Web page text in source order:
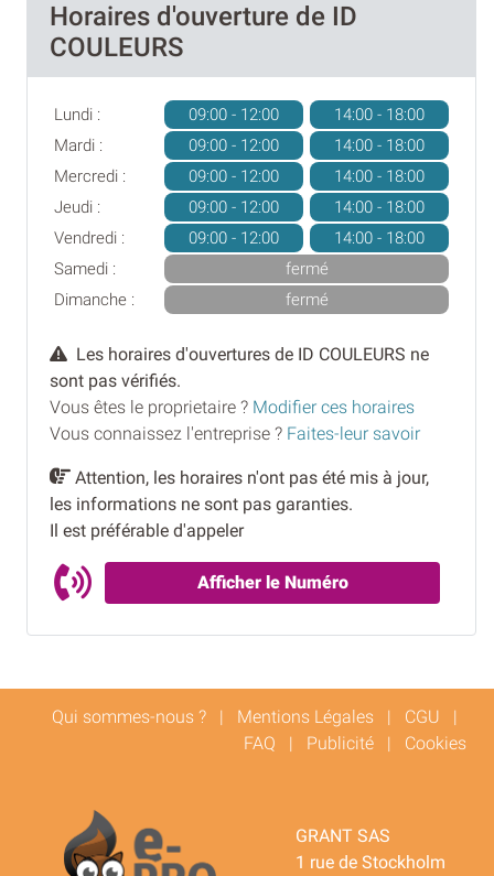
Horaires d'ouverture de ID
COULEURS
Lundi : 09:00 - 12:00
14:00 - 18:00
Mardi :
09:00 - 12:00
14:00 - 18:00
Mercredi :
09:00 - 12:00
14:00 - 18:00
Jeudi :
09:00 - 12:00
14:00 - 18:00
Vendredi :
09:00 - 12:00
14:00 - 18:00
Samedi :
fermé
Dimanche :
fermé
Les horaires d'ouvertures de ID COULEURS ne
sont pas vérifiés.
Vous êtes le proprietaire ? Modifier ces horaires
Vous connaissez l'entreprise ? Faites-leur savoir
Attention, les horaires n'ont pas été mis à jour,
les informations ne sont pas garanties.
Il est préférable d'appeler
Afficher le Numéro
Qui sommes-nous ? | Mentions Légales | CGU |
FAQ | Publicité | Cookies
GRANT SAS
1 rue de Stockholm